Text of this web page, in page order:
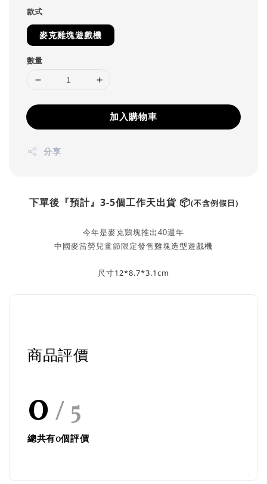
款式
麥克雞塊遊戲機
數量
加入購物車
分享
下單後『預計』3-5個工作天出貨 📦(不含例假日)
今年是麥克鷄塊推出40週年
中國麥當勞兒童節限定發售雞塊造型遊戲機
尺寸12*8.7*3.1cm
商品評價
0 / 5
總共有0個評價